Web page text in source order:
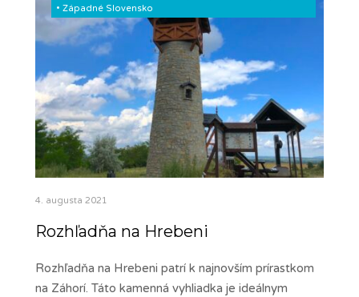
• Západné Slovensko
4. augusta 2021
Rozhľadňa na Hrebeni
Rozhľadňa na Hrebeni patrí k najnovším prírastkom
na Záhorí. Táto kamenná vyhliadka je ideálnym